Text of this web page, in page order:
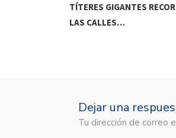
TÍTERES GIGANTES
LAS CALLES…
Dejar una
Tu dirección de correo